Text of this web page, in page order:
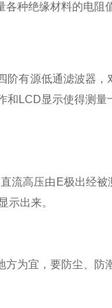
种绝缘材料的电阻
有源低通滤波器
LCD显示使得测
流高压由E极出经
示出来。
为宜，要防尘、防